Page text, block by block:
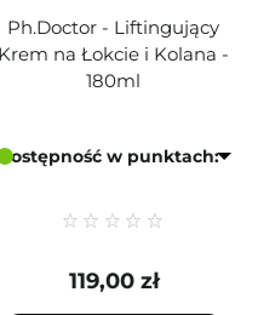
Ph.Doctor - Liftingujący
Krem na Łokcie i Kolana -
180ml
w punktach:
119,00 zł